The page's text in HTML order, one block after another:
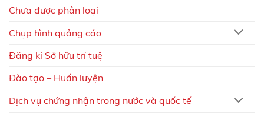
Chưa được phân loại
Chụp hình quảng cáo
Đăng kí Sở hữu trí tuệ
Đào tạo – Huấn luyện
Dịch vụ chứng nhận trong nước và quốc tế